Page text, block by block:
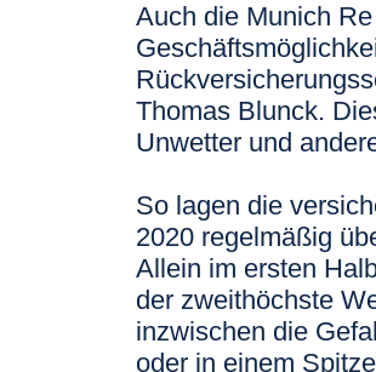
Auch die Munich
Thomas Blunck.
Unwetter und
So lagen die
2020 regelmäßig
Allein im ersten
der zweithöchste
inzwischen die
oder in einem